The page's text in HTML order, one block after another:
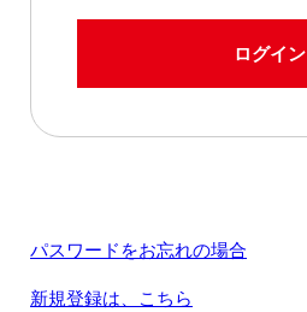
ログイン
パスワードをお忘れの場合
新規登録は、こちら